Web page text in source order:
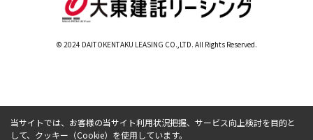
© 2024 DAITOKENTAKU LEASING CO.,LTD. All Rights Reserved.
当サイトでは、お客様の当サイト利用状況把握、サービス向上検討を目的と
して、クッキー（Cookie）を使用しています。